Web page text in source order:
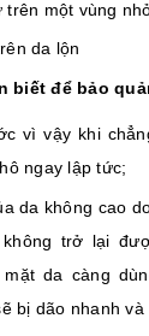
trên một vùng
da lộn
biết để bảo
vì vậy khi
ngay lập tức;
da không cao
trở lại
mặt da càng
bị dão nhanh và